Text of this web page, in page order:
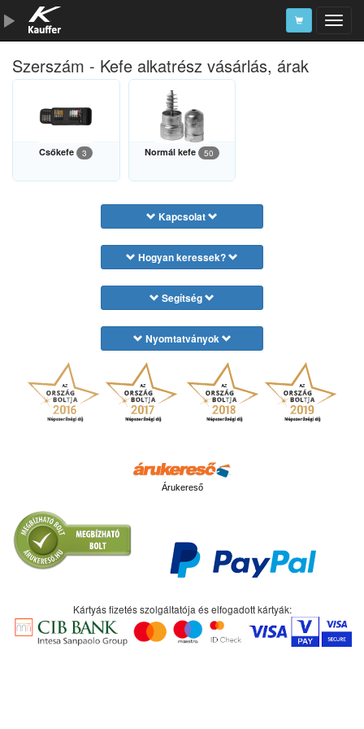
Szerszámkatalógus
Alkatrészek
Szerszám - Kefe alkatrész vásárlás, árak
Csőkefe 3 Normál kefe 50
Kapcsolat
Hogyan keressek?
Segítség
Nyomtatványok
Árukereső
Kártyás fizetés szolgáltatója és elfogadott kártyák: